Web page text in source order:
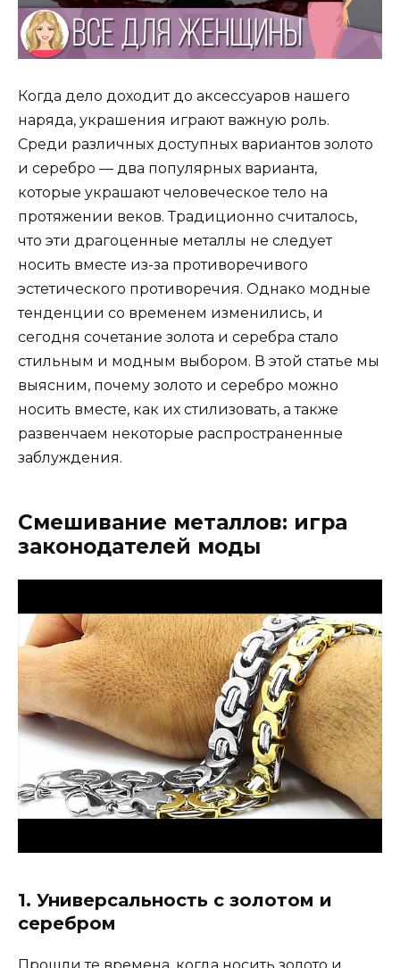
Когда дело доходит до аксессуаров нашего
наряда, украшения играют важную роль.
Среди различных доступных вариантов золото
и серебро — два популярных варианта,
которые украшают человеческое тело на
протяжении веков. Традиционно считалось,
что эти драгоценные металлы не следует
носить вместе из-за противоречивого
эстетического противоречия. Однако модные
тенденции со временем изменились, и
сегодня сочетание золота и серебра стало
стильным и модным выбором. В этой статье мы
выясним, почему золото и серебро можно
носить вместе, как их стилизовать, а также
развенчаем некоторые распространенные
заблуждения.
Смешивание металлов: игра
законодателей моды
1. Универсальность с золотом и
серебром
Прошли те времена, когда носить золото и